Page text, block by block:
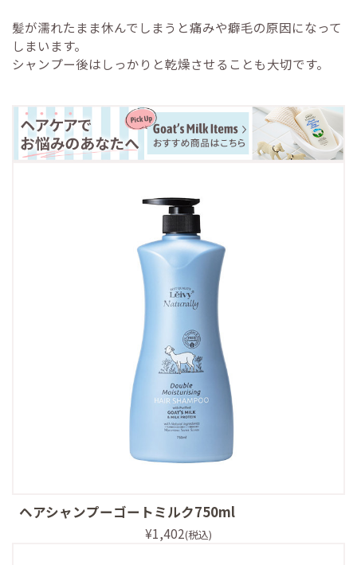
髪が濡れたまま休んでしまうと痛みや癖毛の原因になって
しまいます。
シャンプー後はしっかりと乾燥させることも大切です。
ヘアシャンプーゴートミルク750ml
¥1,402(税込)